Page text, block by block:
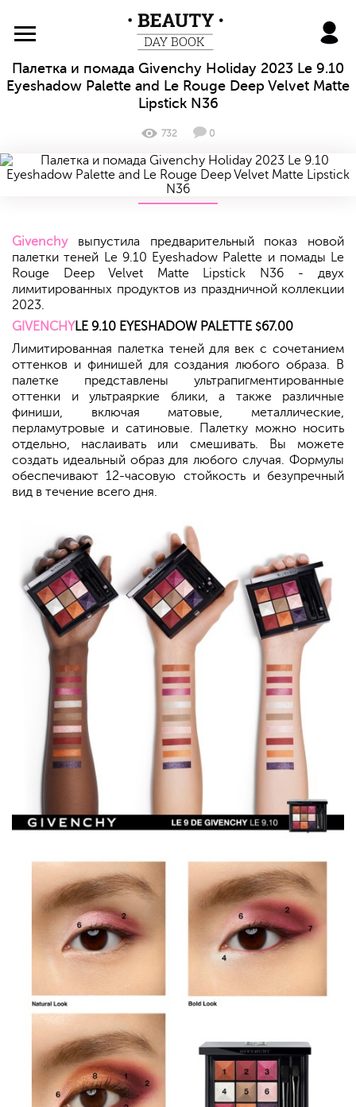
BeautyDayBook
Палетка и помада Givenchy Holiday 2023 Le 9.10
Eyeshadow Palette and Le Rouge Deep Velvet Matte
Lipstick N36
732 0
Givenchyвыпустила предварительный показ новой
палетки теней Le 9.10 Eyeshadow Palette и помады Le
Rouge Deep Velvet Matte Lipstick N36 - двух
лимитированных продуктов из праздничной коллекции
2023.
GIVENCHYLE 9.10 EYESHADOW PALETTE $67.00
Лимитированная палетка теней для век с сочетанием
оттенков и финишей для создания любого образа. В
палетке представлены ультрапигментированные
оттенки и ультраяркие блики, а также различные
финиши, включая матовые, металлические,
перламутровые и сатиновые. Палетку можно носить
отдельно, наслаивать или смешивать. Вы можете
создать идеальный образ для любого случая. Формулы
обеспечивают 12-часовую стойкость и безупречный
вид в течение всего дня.